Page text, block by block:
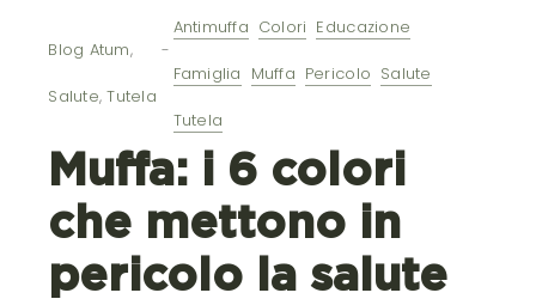
Blog Atum,
Salute,Tutela
Antimuffa Colori Educazione
Famiglia Muffa Pericolo Salute
Tutela
Muffa: i 6 colori
che mettono in
pericolo la salute